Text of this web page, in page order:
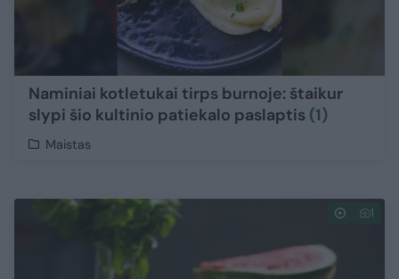
Naminiai kotletukai tirps burnoje: štaikur
slypi šio kultinio patiekalo paslaptis (1)
Maistas
1